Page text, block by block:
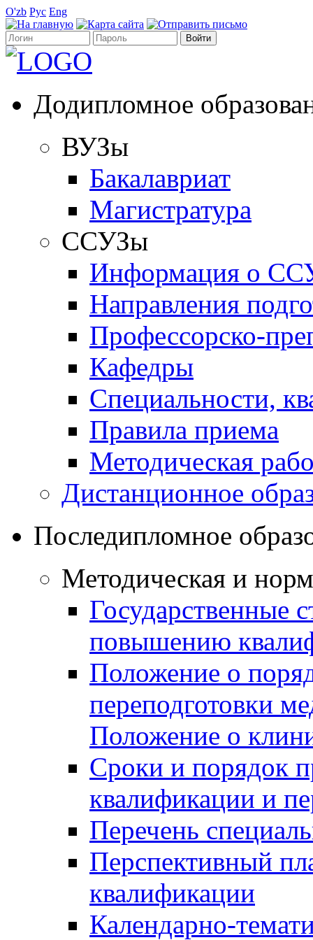
O'zb Рус Eng
Додипломное
ВУЗы
Бакалавриат
Магистратура
ССУЗы
Информация о
Направления
Профессорско-
Кафедры
Специальности,
Правила приема
Методическая
Дистанционное
Последипломное
Методическая и
Государственные
повышению
Положение о
переподготовки
Положение о
Сроки и порядок
квалификации и
Перечень
Перспективный
квалификации
Календарно-